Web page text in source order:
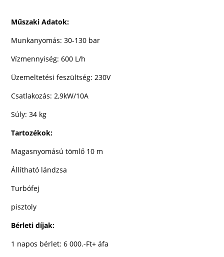
Műszaki Adatok:
Munkanyomás:30-130 bar
Vízmennyiség:600 L/h
Üzemeltetési feszültség: 230V
Csatlakozás: 2,9kW/10A
Súly: 34 kg
Tartozékok:
Magasnyomású tömlő 10 m
Állítható lándzsa
Turbófej
pisztoly
Bérleti díjak:
1 napos bérlet: 6 000.-Ft+ áfa